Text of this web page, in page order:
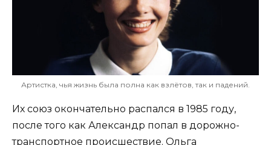
Артистка, чья жизнь была полна как взлётов, так и падений.
Их союз окончательно распался в 1985 году,
после того как Александр попал в дорожно-
транспортное происшествие. Ольга